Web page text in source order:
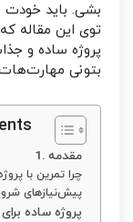
بشی. باید
توی این مقاله
پروژه ساده و
بتونی
مقدمه
چرا تمرین با
پیش‌نیازهای
۱۰ پروژه ساده